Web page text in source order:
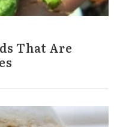
That Are